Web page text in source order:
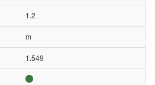
1.2
m
1.549